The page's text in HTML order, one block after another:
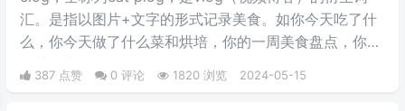
汇。是指以图片+文字的形式记录美食。如你今天吃了什
么，你今天做了什么菜和烘培，你的一周美食盘点，你的
奶茶盘点，都值得记录。
387 点赞 0 评论 1820 浏览 2024-05-15